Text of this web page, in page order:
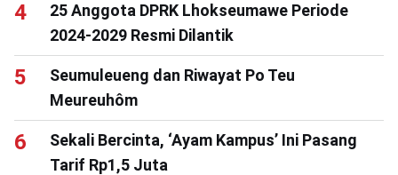
25 Anggota DPRK Lhokseumawe Periode
2024-2029 Resmi Dilantik
Seumuleueng dan Riwayat Po Teu
Meureuhôm
Sekali Bercinta, ‘Ayam Kampus’ Ini Pasang
Tarif Rp1,5 Juta